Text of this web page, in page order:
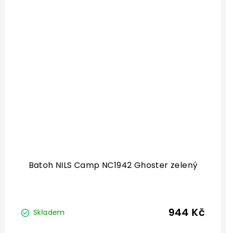
Batoh NILS Camp NC1942 Ghoster zelený
Skladem 944 Kč